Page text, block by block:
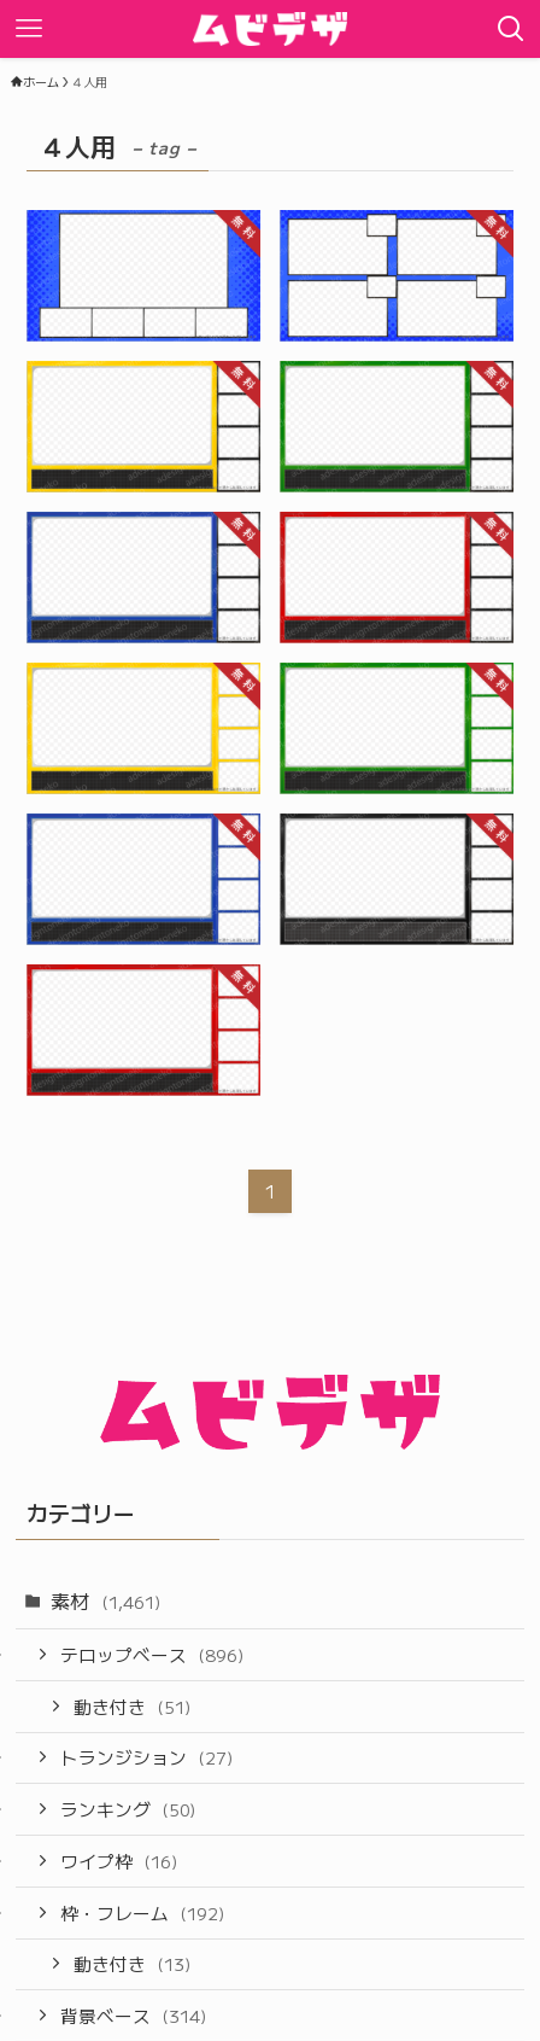
ホーム ４人用
４人用 – tag –
1
カテゴリー
素材 (1,461)
テロップベース (896)
動き付き (51)
トランジション (27)
ランキング (50)
ワイプ枠 (16)
枠・フレーム (192)
動き付き (13)
背景ベース (314)